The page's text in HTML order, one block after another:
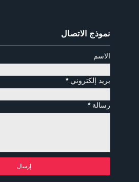
نموذج الاتصال
الاسم
بريد إلكتروني*
رسالة*